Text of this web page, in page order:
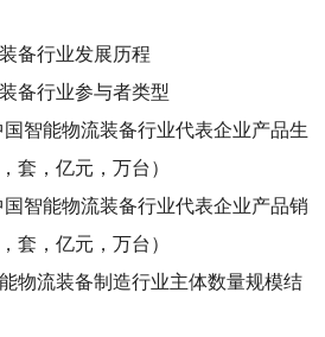
备行业发展历程
备行业参与者类型
国智能物流装备行业代表企业产品生
套，亿元，万台）
国智能物流装备行业代表企业产品销
套，亿元，万台）
物流装备制造行业主体数量规模结